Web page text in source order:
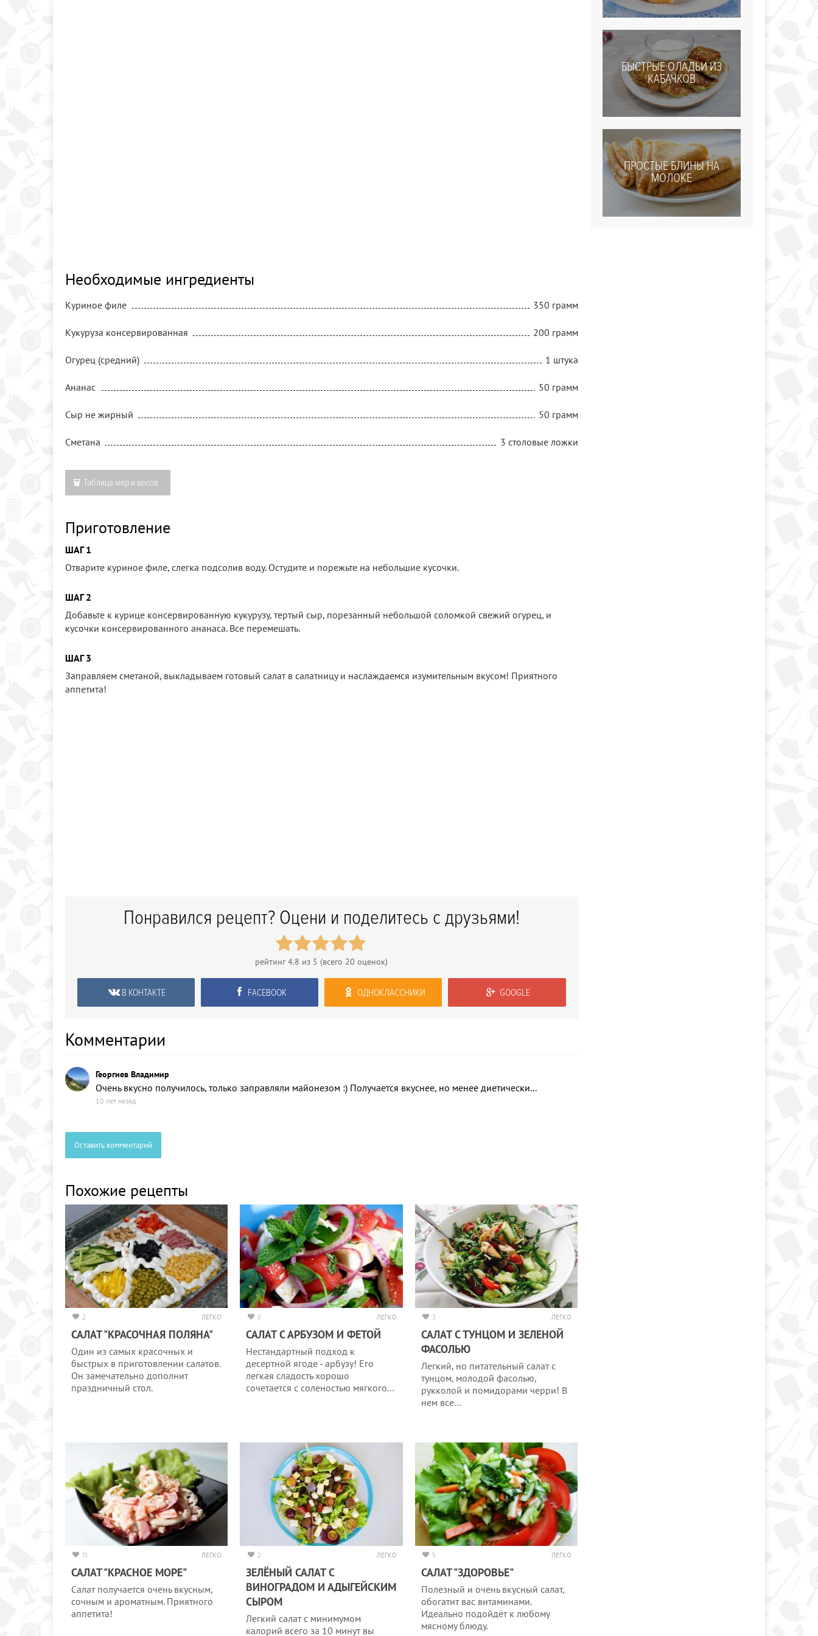
Необходимые ингредиенты
Куриное филе 350 грамм
Кукуруза консервированная 200 грамм
Огурец (средний) 1 штука
Ананас 50 грамм
Сыр не жирный 50 грамм
Сметана 3 столовые ложки
Таблица мер и весов
Приготовление
ШАГ 1
Отварите куриное филе, слегка подсолив воду. Остудите и порежьте на небольшие кусочки.
ШАГ 2
Добавьте к курице консервированную кукурузу, тертый сыр, порезанный небольшой соломкой свежий огурец, и
кусочки консервированного ананаса. Все перемешать.
ШАГ 3
Заправляем сметаной, выкладываем готовый салат в салатницу и наслаждаемся изумительным вкусом! Приятного
аппетита!
Понравился рецепт? Оцени и поделитесь с друзьями!
рейтинг4.8 из 5 (всего 20 оценок)
В КОНТАКТЕ FACEBOOK ОДНОКЛАССНИКИ GOOGLE
Комментарии
Георгиев Владимир
Очень вкусно получилось, только заправляли майонезом :) Получается вкуснее, но менее диетически...
10 лет назад
Оставить комментарий
Похожие рецепты
2 ЛЕГКО
САЛАТ "КРАСОЧНАЯ ПОЛЯНА"
Один из самых красочных и
быстрых в приготовлении салатов.
Он замечательно дополнит
праздничный стол.
0 ЛЕГКО
САЛАТ С АРБУЗОМ И ФЕТОЙ
Нестандартный подход к
десертной ягоде - арбузу! Его
легкая сладость хорошо
сочетается с соленостью мягкого…
3 ЛЕГКО
САЛАТ С ТУНЦОМ И ЗЕЛЕНОЙ
ФАСОЛЬЮ
Легкий, но питательный салат с
тунцом, молодой фасолью,
рукколой и помидорами черри! В
нем все…
13 ЛЕГКО
САЛАТ "КРАСНОЕ МОРЕ"
Салат получается очень вкусным,
сочным и ароматным. Приятного
аппетита!
2 ЛЕГКО
ЗЕЛЁНЫЙ САЛАТ С
ВИНОГРАДОМ И АДЫГЕЙСКИМ
СЫРОМ
Легкий салат с минимумом
калорий всего за 10 минут вы
5 ЛЕГКО
САЛАТ "ЗДОРОВЬЕ"
Полезный и очень вкусный салат,
обогатит вас витаминами.
Идеально подойдёт к любому
мясному блюду.
БЫСТРЫЕ ОЛАДЬИ ИЗ
КАБАЧКОВ
ПРОСТЫЕ БЛИНЫ НА
МОЛОКЕ